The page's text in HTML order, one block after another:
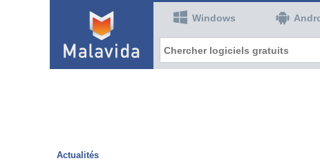
Windows
Actualités